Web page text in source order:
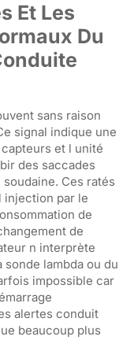
Et Les
Du
sans raison
signal indique une
et l unité
des saccades
Ces ratés
injection par le
de
de
n interprète
lambda ou du
impossible car
alertes conduit
beaucoup plus